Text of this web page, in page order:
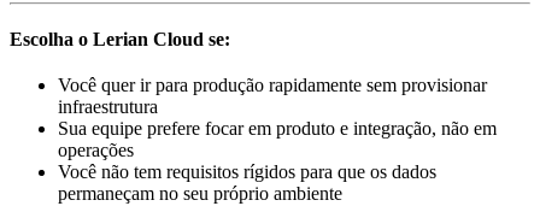
Escolha o Lerian Cloud se:
Você quer ir para produção rapidamente sem provisionar
infraestrutura
Sua equipe prefere focar em produto e integração, não em
operações
Você não tem requisitos rígidos para que os dados
permaneçam no seu próprio ambiente